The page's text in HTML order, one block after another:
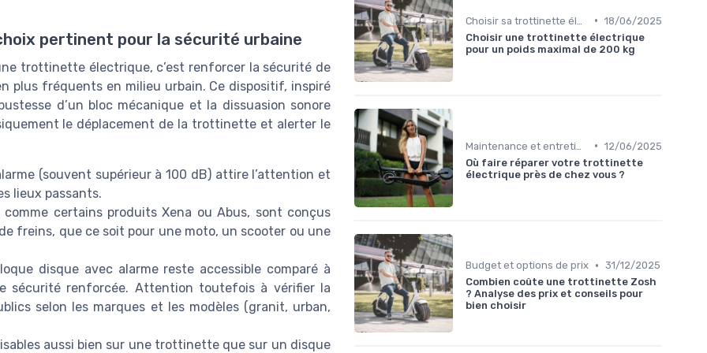
pertinent pour la sécurité urbaine
trottinette électrique, c’est renforcer la sécurité de
plus fréquents en milieu urbain. Ce dispositif, inspiré
d’un bloc mécanique et la dissuasion sonore
le déplacement de la trottinette et alerter le
(souvent supérieur à 100 dB) attire l’attention et
lieux passants.
comme certains produits Xena ou Abus, sont conçus
freins, que ce soit pour une moto, un scooter ou une
disque avec alarme reste accessible comparé à
sécurité renforcée. Attention toutefois à vérifier la
selon les marques et les modèles (granit, urban,
aussi bien sur une trottinette que sur un disque
• 18/06/2025
Choisir une trottinette électrique
pour un poids maximal de 200 kg
• 12/06/2025
Où faire réparer votre trottinette
électrique près de chez vous ?
Budget et options de prix • 31/12/2025
Combien coûte une trottinette Zosh
? Analyse des prix et conseils pour
bien choisir